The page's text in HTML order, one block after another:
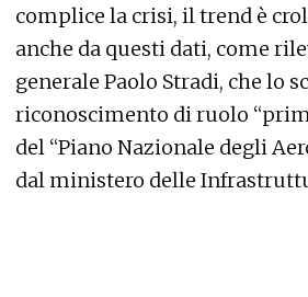
complice la crisi, il trend è
anche da questi dati, come
generale Paolo Stradi, che lo
riconoscimento di ruolo
del “Piano Nazionale degli
dal ministero delle